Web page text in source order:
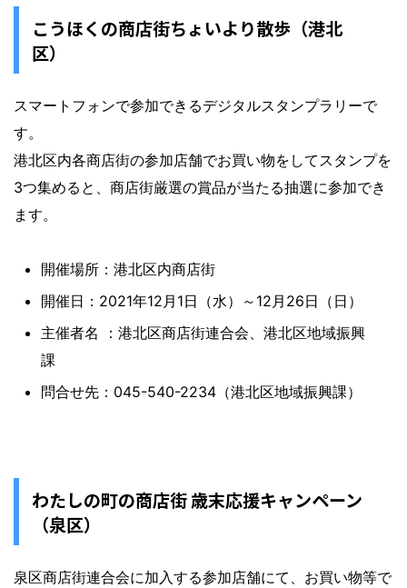
こうほくの商店街ちょいより散歩（港北
区）
スマートフォンで参加できるデジタルスタンプラリーで
す。
港北区内各商店街の参加店舗でお買い物をしてスタンプを
3つ集めると、商店街厳選の賞品が当たる抽選に参加でき
ます。
開催場所：港北区内商店街
開催日：2021年12月1日（水）～12月26日（日）
主催者名 ：港北区商店街連合会、港北区地域振興
課
問合せ先：045-540-2234（港北区地域振興課）
わたしの町の商店街 歳末応援キャンペーン
（泉区）
泉区商店街連合会に加入する参加店舗にて、お買い物等で